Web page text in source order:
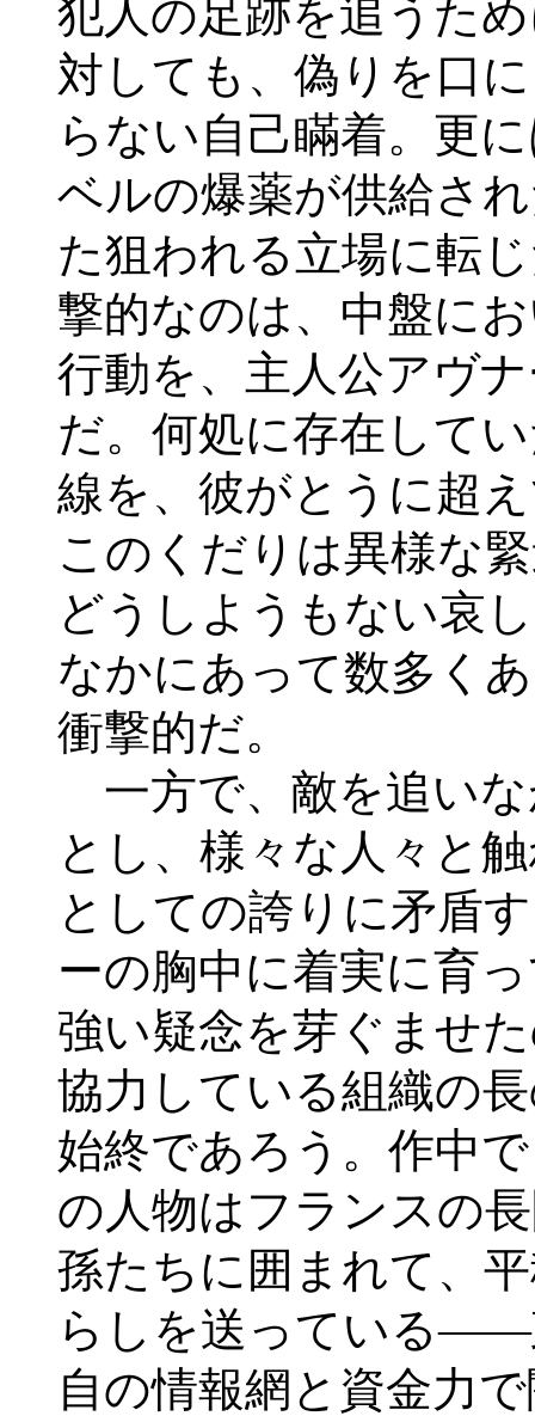
犯人の足跡を追うた
対しても、偽りを口
らない自己瞞着。更
ベルの爆薬が供給さ
た狙われる立場に転
撃的なのは、中盤に
行動を、主人公アヴ
だ。何処に存在して
線を、彼がとうに超
このくだりは異様な
どうしようもない哀
なかにあって数多く
衝撃的だ。
一方で、敵を追い
とし、様々な人々と
としての誇りに矛盾
ーの胸中に着実に育
強い疑念を芽ぐませ
協力している組織の
始終であろう。作中
の人物はフランスの
孫たちに囲まれて、
らしを送っている――
自の情報網と資金力